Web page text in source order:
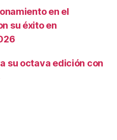
en el
su éxito en
su octava edición con